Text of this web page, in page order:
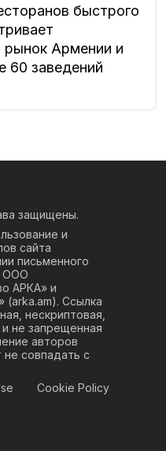
быстрого
Армении и
60 заведений
защищены.
и
сайта
письменного
ООО
АРКА» и
(arka.am). Ссылка
нескриптовая,
не запрещенная
авторов
совпадать с
Cookie Policy